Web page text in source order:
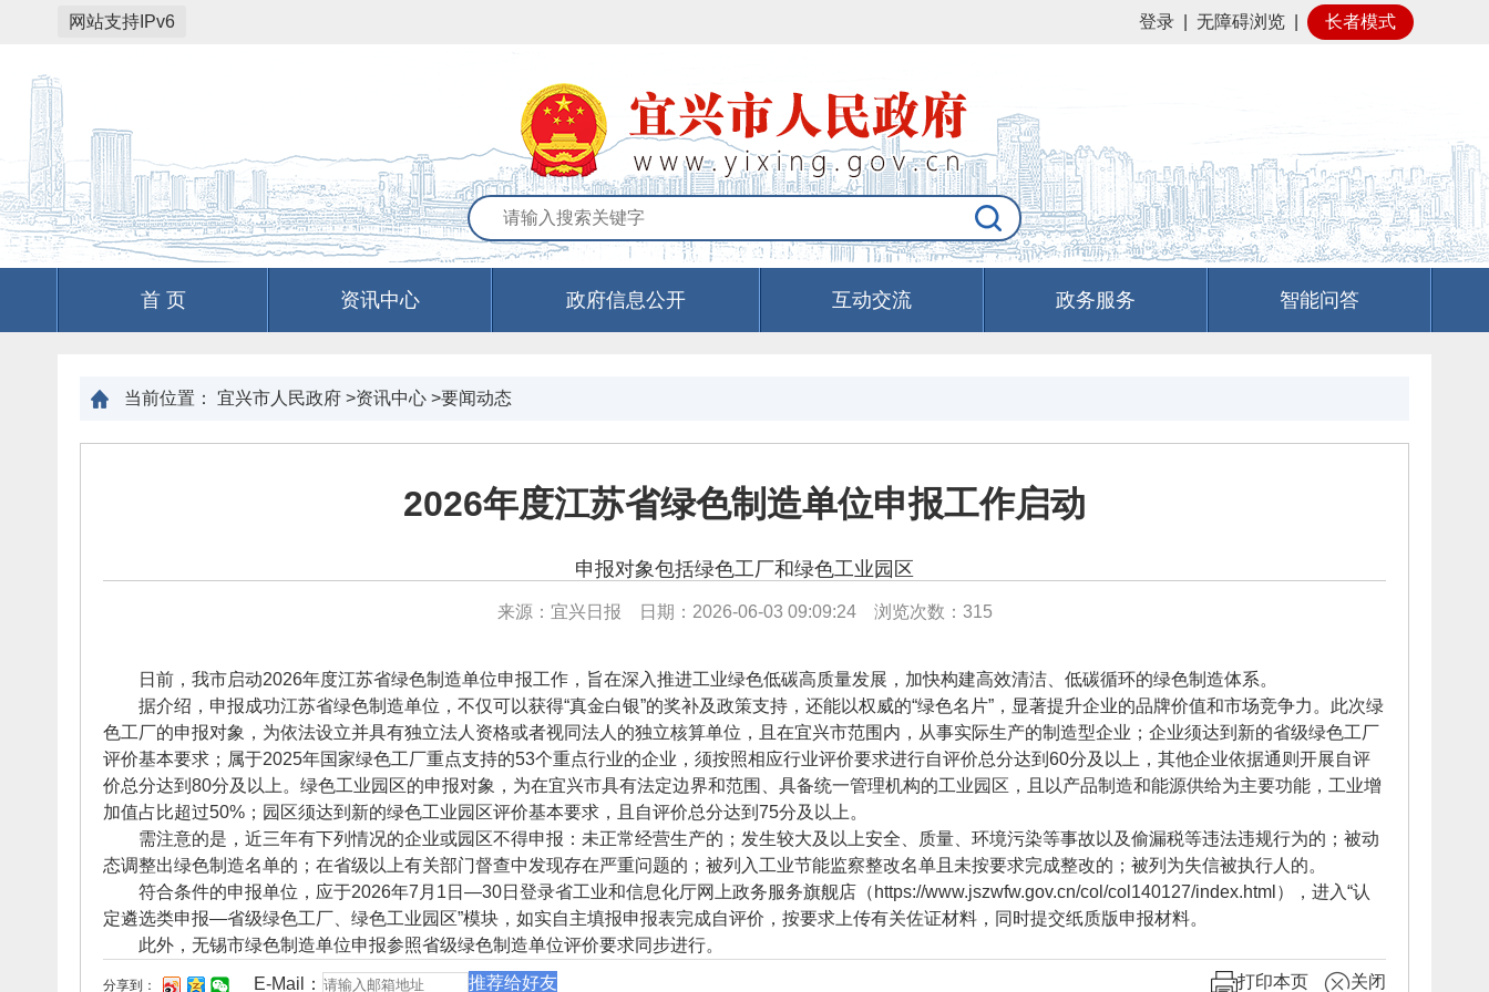
网站支持IPv6 登录 无障碍浏览 长者模式
首 页 资讯中心 政府信息公开 互动交流 政务服务 智能问答
当前位置： 宜兴市人民政府 >资讯中心 >要闻动态
2026年度江苏省绿色制造单位申报工作启动
申报对象包括绿色工厂和绿色工业园区
来源：宜兴日报 日期：2026-06-03 09:09:24 浏览次数： 315
日前，我市启动2026年度江苏省绿色制造单位申报工作，旨在深入推进工业绿色低碳高质量发展，加快构建高效清洁、低碳循环的绿色制造体系。
据介绍，申报成功江苏省绿色制造单位，不仅可以获得“真金白银”的奖补及政策支持，还能以权威的“绿色名片”，显著提升企业的品牌价值和市场竞争力。此次绿
色工厂的申报对象，为依法设立并具有独立法人资格或者视同法人的独立核算单位，且在宜兴市范围内，从事实际生产的制造型企业；企业须达到新的省级绿色工厂
评价基本要求；属于2025年国家绿色工厂重点支持的53个重点行业的企业，须按照相应行业评价要求进行自评价总分达到60分及以上，其他企业依据通则开展自评
价总分达到80分及以上。绿色工业园区的申报对象，为在宜兴市具有法定边界和范围、具备统一管理机构的工业园区，且以产品制造和能源供给为主要功能，工业增
加值占比超过50%；园区须达到新的绿色工业园区评价基本要求，且自评价总分达到75分及以上。
需注意的是，近三年有下列情况的企业或园区不得申报：未正常经营生产的；发生较大及以上安全、质量、环境污染等事故以及偷漏税等违法违规行为的；被动
态调整出绿色制造名单的；在省级以上有关部门督查中发现存在严重问题的；被列入工业节能监察整改名单且未按要求完成整改的；被列为失信被执行人的。
符合条件的申报单位，应于2026年7月1日—30日登录省工业和信息化厅网上政务服务旗舰店（https://www.jszwfw.gov.cn/col/col140127/index.html），进入“认
定遴选类申报—省级绿色工厂、绿色工业园区”模块，如实自主填报申报表完成自评价，按要求上传有关佐证材料，同时提交纸质版申报材料。
此外，无锡市绿色制造单位申报参照省级绿色制造单位评价要求同步进行。
分享到： E-Mail： 推荐给好友 打印本页 关闭